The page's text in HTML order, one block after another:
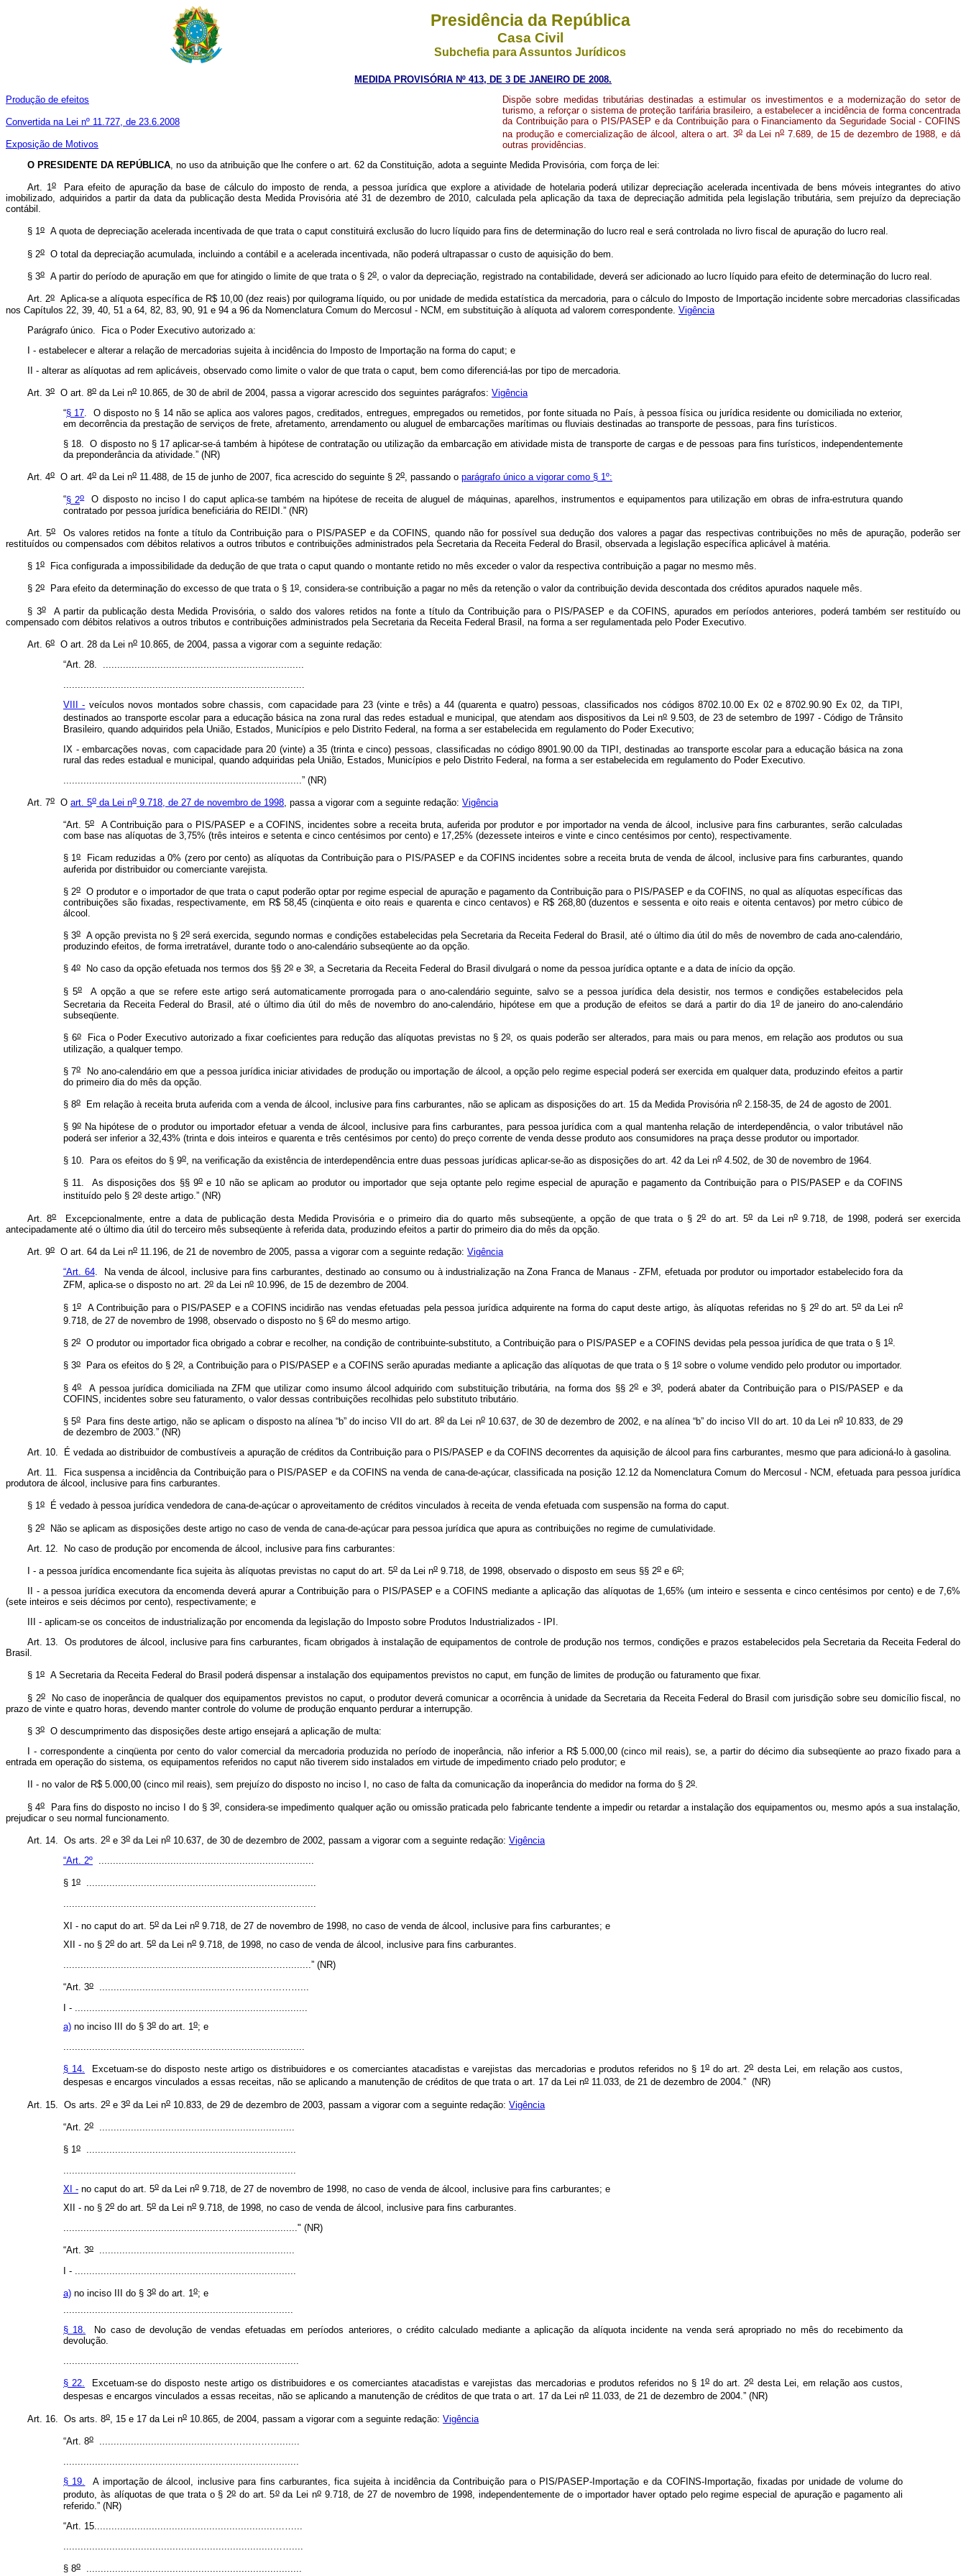
Presidência da República
Casa Civil
Subchefia para Assuntos Jurídicos
MEDIDA PROVISÓRIA Nº 413, DE 3 DE JANEIRO DE 2008.
Produção de efeitos
Convertida na Lei nº 11.727, de 23.6.2008
Exposição de Motivos
Dispõe sobre medidas tributárias destinadas a estimular os investimentos e a modernização do setor de
turismo, a reforçar o sistema de proteção tarifária brasileiro, a estabelecer a incidência de forma concentrada
da Contribuição para o PIS/PASEP e da Contribuição para o Financiamento da Seguridade Social - COFINS
na produção e comercialização de álcool, altera o art. 3oda Lei no7.689, de 15 de dezembro de 1988, e dá
outras providências.
O PRESIDENTE DA REPÚBLICA, no uso da atribuição que lhe confere o art. 62 da Constituição, adota a seguinte Medida Provisória, com força de lei:
Art. 1oPara efeito de apuração da base de cálculo do imposto de renda, a pessoa jurídica que explore a atividade de hotelaria poderá utilizar depreciação acelerada incentivada de bens móveis integrantes do ativo
imobilizado, adquiridos a partir da data da publicação desta Medida Provisória até 31 de dezembro de 2010, calculada pela aplicação da taxa de depreciação admitida pela legislação tributária, sem prejuízo da depreciação
contábil.
§ 1o A quota de depreciação acelerada incentivada de que trata o caput constituirá exclusão do lucro líquido para fins de determinação do lucro real e será controlada no livro fiscal de apuração do lucro real.
§ 2o O total da depreciação acumulada, incluindo a contábil e a acelerada incentivada, não poderá ultrapassar o custo de aquisição do bem.
§ 3o A partir do período de apuração em que for atingido o limite de que trata o § 2o, o valor da depreciação, registrado na contabilidade, deverá ser adicionado ao lucro líquido para efeito de determinação do lucro real.
Art. 2o
Aplica-se a alíquota específica de R$ 10,00 (dez reais) por quilograma líquido, ou por unidade de medida estatística da mercadoria, para o cálculo do Imposto de Importação incidente sobre mercadorias classificadas
nos Capítulos 22, 39, 40, 51 a 64, 82, 83, 90, 91 e 94 a 96 da Nomenclatura Comum do Mercosul - NCM, em substituição à alíquota ad valorem correspondente. Vigência
Parágrafo único. Fica o Poder Executivo autorizado a:
I - estabelecer e alterar a relação de mercadorias sujeita à incidência do Imposto de Importação na forma do caput; e
II - alterar as alíquotas ad rem aplicáveis, observado como limite o valor de que trata o caput, bem como diferenciá-las por tipo de mercadoria.
Art. 3o O art. 8o da Lei no 10.865, de 30 de abril de 2004, passa a vigorar acrescido dos seguintes parágrafos: Vigência
“§ 17 . O disposto no § 14 não se aplica aos valores pagos, creditados, entregues, empregados ou remetidos, por fonte situada no País, à pessoa física ou jurídica residente ou domiciliada no exterior,
em decorrência da prestação de serviços de frete, afretamento, arrendamento ou aluguel de embarcações marítimas ou fluviais destinadas ao transporte de pessoas, para fins turísticos.
§ 18. O disposto no § 17 aplicar-se-á também à hipótese de contratação ou utilização da embarcação em atividade mista de transporte de cargas e de pessoas para fins turísticos, independentemente
da preponderância da atividade.” (NR)
Art. 4o O art. 4o da Lei no 11.488, de 15 de junho de 2007, fica acrescido do seguinte § 2o, passando o parágrafo único a vigorar como § 1º:
“§ 2oO disposto no inciso I do caput aplica-se também na hipótese de receita de aluguel de máquinas, aparelhos, instrumentos e equipamentos para utilização em obras de infra-estrutura quando
contratado por pessoa jurídica beneficiária do REIDI.” (NR)
Art. 5oOs valores retidos na fonte a título da Contribuição para o PIS/PASEP e da COFINS, quando não for possível sua dedução dos valores a pagar das respectivas contribuições no mês de apuração, poderão ser
restituídos ou compensados com débitos relativos a outros tributos e contribuições administrados pela Secretaria da Receita Federal do Brasil, observada a legislação específica aplicável à matéria.
§ 1o Fica configurada a impossibilidade da dedução de que trata o caput quando o montante retido no mês exceder o valor da respectiva contribuição a pagar no mesmo mês.
§ 2o Para efeito da determinação do excesso de que trata o § 1o, considera-se contribuição a pagar no mês da retenção o valor da contribuição devida descontada dos créditos apurados naquele mês.
§ 3oA partir da publicação desta Medida Provisória, o saldo dos valores retidos na fonte a título da Contribuição para o PIS/PASEP e da COFINS, apurados em períodos anteriores, poderá também ser restituído ou
compensado com débitos relativos a outros tributos e contribuições administrados pela Secretaria da Receita Federal Brasil, na forma a ser regulamentada pelo Poder Executivo.
Art. 6o O art. 28 da Lei no 10.865, de 2004, passa a vigorar com a seguinte redação:
“Art. 28. ......................................................................
....................................................................................
VIII - veículos novos montados sobre chassis, com capacidade para 23 (vinte e três) a 44 (quarenta e quatro) pessoas, classificados nos códigos 8702.10.00 Ex 02 e 8702.90.90 Ex 02, da TIPI,
destinados ao transporte escolar para a educação básica na zona rural das redes estadual e municipal, que atendam aos dispositivos da Lei no9.503, de 23 de setembro de 1997 - Código de Trânsito
Brasileiro, quando adquiridos pela União, Estados, Municípios e pelo Distrito Federal, na forma a ser estabelecida em regulamento do Poder Executivo;
IX - embarcações novas, com capacidade para 20 (vinte) a 35 (trinta e cinco) pessoas, classificadas no código 8901.90.00 da TIPI, destinadas ao transporte escolar para a educação básica na zona
rural das redes estadual e municipal, quando adquiridas pela União, Estados, Municípios e pelo Distrito Federal, na forma a ser estabelecida em regulamento do Poder Executivo.
...................................................................................” (NR)
Art. 7o O art. 5o da Lei no 9.718, de 27 de novembro de 1998 , passa a vigorar com a seguinte redação: Vigência
“Art. 5oA Contribuição para o PIS/PASEP e a COFINS, incidentes sobre a receita bruta, auferida por produtor e por importador na venda de álcool, inclusive para fins carburantes, serão calculadas
com base nas alíquotas de 3,75% (três inteiros e setenta e cinco centésimos por cento) e 17,25% (dezessete inteiros e vinte e cinco centésimos por cento), respectivamente.
§ 1oFicam reduzidas a 0% (zero por cento) as alíquotas da Contribuição para o PIS/PASEP e da COFINS incidentes sobre a receita bruta de venda de álcool, inclusive para fins carburantes, quando
auferida por distribuidor ou comerciante varejista.
§ 2o
O produtor e o importador de que trata o caput poderão optar por regime especial de apuração e pagamento da Contribuição para o PIS/PASEP e da COFINS, no qual as alíquotas específicas das
contribuições são fixadas, respectivamente, em R$ 58,45 (cinqüenta e oito reais e quarenta e cinco centavos) e R$ 268,80 (duzentos e sessenta e oito reais e oitenta centavos) por metro cúbico de
álcool.
§ 3oA opção prevista no § 2oserá exercida, segundo normas e condições estabelecidas pela Secretaria da Receita Federal do Brasil, até o último dia útil do mês de novembro de cada ano-calendário,
produzindo efeitos, de forma irretratável, durante todo o ano-calendário subseqüente ao da opção.
§ 4o No caso da opção efetuada nos termos dos §§ 2o e 3o, a Secretaria da Receita Federal do Brasil divulgará o nome da pessoa jurídica optante e a data de início da opção.
§ 5o
A opção a que se refere este artigo será automaticamente prorrogada para o ano-calendário seguinte, salvo se a pessoa jurídica dela desistir, nos termos e condições estabelecidos pela
Secretaria da Receita Federal do Brasil, até o último dia útil do mês de novembro do ano-calendário, hipótese em que a produção de efeitos se dará a partir do dia 1ode janeiro do ano-calendário
subseqüente.
§ 6oFica o Poder Executivo autorizado a fixar coeficientes para redução das alíquotas previstas no § 2o, os quais poderão ser alterados, para mais ou para menos, em relação aos produtos ou sua
utilização, a qualquer tempo.
§ 7oNo ano-calendário em que a pessoa jurídica iniciar atividades de produção ou importação de álcool, a opção pelo regime especial poderá ser exercida em qualquer data, produzindo efeitos a partir
do primeiro dia do mês da opção.
§ 8o Em relação à receita bruta auferida com a venda de álcool, inclusive para fins carburantes, não se aplicam as disposições do art. 15 da Medida Provisória no 2.158-35, de 24 de agosto de 2001.
§ 9oNa hipótese de o produtor ou importador efetuar a venda de álcool, inclusive para fins carburantes, para pessoa jurídica com a qual mantenha relação de interdependência, o valor tributável não
poderá ser inferior a 32,43% (trinta e dois inteiros e quarenta e três centésimos por cento) do preço corrente de venda desse produto aos consumidores na praça desse produtor ou importador.
§ 10. Para os efeitos do § 9o , na verificação da existência de interdependência entre duas pessoas jurídicas aplicar-se-ão as disposições do art. 42 da Lei no 4.502, de 30 de novembro de 1964.
§ 11. As disposições dos §§ 9oe 10 não se aplicam ao produtor ou importador que seja optante pelo regime especial de apuração e pagamento da Contribuição para o PIS/PASEP e da COFINS
instituído pelo § 2o deste artigo.” (NR)
Art. 8oExcepcionalmente, entre a data de publicação desta Medida Provisória e o primeiro dia do quarto mês subseqüente, a opção de que trata o § 2odo art. 5oda Lei no9.718, de 1998, poderá ser exercida
antecipadamente até o último dia útil do terceiro mês subseqüente à referida data, produzindo efeitos a partir do primeiro dia do mês da opção.
Art. 9o O art. 64 da Lei no 11.196, de 21 de novembro de 2005, passa a vigorar com a seguinte redação: Vigência
“Art. 64. Na venda de álcool, inclusive para fins carburantes, destinado ao consumo ou à industrialização na Zona Franca de Manaus - ZFM, efetuada por produtor ou importador estabelecido fora da
ZFM, aplica-se o disposto no art. 2o da Lei no 10.996, de 15 de dezembro de 2004.
§ 1oA Contribuição para o PIS/PASEP e a COFINS incidirão nas vendas efetuadas pela pessoa jurídica adquirente na forma do caput deste artigo, às alíquotas referidas no § 2odo art. 5oda Lei no
9.718, de 27 de novembro de 1998, observado o disposto no § 6o do mesmo artigo.
§ 2o O produtor ou importador fica obrigado a cobrar e recolher, na condição de contribuinte-substituto, a Contribuição para o PIS/PASEP e a COFINS devidas pela pessoa jurídica de que trata o § 1o.
§ 3o Para os efeitos do § 2o, a Contribuição para o PIS/PASEP e a COFINS serão apuradas mediante a aplicação das alíquotas de que trata o § 1o sobre o volume vendido pelo produtor ou importador.
§ 4oA pessoa jurídica domiciliada na ZFM que utilizar como insumo álcool adquirido com substituição tributária, na forma dos §§ 2oe 3o, poderá abater da Contribuição para o PIS/PASEP e da
COFINS, incidentes sobre seu faturamento, o valor dessas contribuições recolhidas pelo substituto tributário.
§ 5oPara fins deste artigo, não se aplicam o disposto na alínea “b” do inciso VII do art. 8o da Lei no10.637, de 30 de dezembro de 2002, e na alínea “b” do inciso VII do art. 10 da Lei no10.833, de 29
de dezembro de 2003.” (NR)
Art. 10. É vedada ao distribuidor de combustíveis a apuração de créditos da Contribuição para o PIS/PASEP e da COFINS decorrentes da aquisição de álcool para fins carburantes, mesmo que para adicioná-lo à gasolina.
Art. 11. Fica suspensa a incidência da Contribuição para o PIS/PASEP e da COFINS na venda de cana-de-açúcar, classificada na posição 12.12 da Nomenclatura Comum do Mercosul - NCM, efetuada para pessoa jurídica
produtora de álcool, inclusive para fins carburantes.
§ 1o É vedado à pessoa jurídica vendedora de cana-de-açúcar o aproveitamento de créditos vinculados à receita de venda efetuada com suspensão na forma do caput.
§ 2o
Não se aplicam as disposições deste artigo no caso de venda de cana-de-açúcar para pessoa jurídica que apura as contribuições no regime de cumulatividade.
Art. 12. No caso de produção por encomenda de álcool, inclusive para fins carburantes:
I - a pessoa jurídica encomendante fica sujeita às alíquotas previstas no caput do art. 5o da Lei no 9.718, de 1998, observado o disposto em seus §§ 2o e 6o;
II - a pessoa jurídica executora da encomenda deverá apurar a Contribuição para o PIS/PASEP e a COFINS mediante a aplicação das alíquotas de 1,65% (um inteiro e sessenta e cinco centésimos por cento) e de 7,6%
(sete inteiros e seis décimos por cento), respectivamente; e
III - aplicam-se os conceitos de industrialização por encomenda da legislação do Imposto sobre Produtos Industrializados - IPI.
Art. 13. Os produtores de álcool, inclusive para fins carburantes, ficam obrigados à instalação de equipamentos de controle de produção nos termos, condições e prazos estabelecidos pela Secretaria da Receita Federal do
Brasil.
§ 1o A Secretaria da Receita Federal do Brasil poderá dispensar a instalação dos equipamentos previstos no caput, em função de limites de produção ou faturamento que fixar.
§ 2oNo caso de inoperância de qualquer dos equipamentos previstos no caput, o produtor deverá comunicar a ocorrência à unidade da Secretaria da Receita Federal do Brasil com jurisdição sobre seu domicílio fiscal, no
prazo de vinte e quatro horas, devendo manter controle do volume de produção enquanto perdurar a interrupção.
§ 3o
O descumprimento das disposições deste artigo ensejará a aplicação de multa:
I - correspondente a cinqüenta por cento do valor comercial da mercadoria produzida no período de inoperância, não inferior a R$ 5.000,00 (cinco mil reais), se, a partir do décimo dia subseqüente ao prazo fixado para a
entrada em operação do sistema, os equipamentos referidos no caput não tiverem sido instalados em virtude de impedimento criado pelo produtor; e
II - no valor de R$ 5.000,00 (cinco mil reais), sem prejuízo do disposto no inciso I, no caso de falta da comunicação da inoperância do medidor na forma do § 2o.
§ 4oPara fins do disposto no inciso I do § 3o, considera-se impedimento qualquer ação ou omissão praticada pelo fabricante tendente a impedir ou retardar a instalação dos equipamentos ou, mesmo após a sua instalação,
prejudicar o seu normal funcionamento.
Art. 14. Os arts. 2o e 3o da Lei no 10.637, de 30 de dezembro de 2002, passam a vigorar com a seguinte redação: Vigência
“Art. 2º ...........................................................................
§ 1o
................................................................................
XI - no caput do art. 5o da Lei no 9.718, de 27 de novembro de 1998, no caso de venda de álcool, inclusive para fins carburantes; e
XII - no § 2o do art. 5o da Lei no 9.718, de 1998, no caso de venda de álcool, inclusive para fins carburantes.
.........................................................................…..........” (NR)
“Art. 3o
............................................……………………...
I - .................................................................................
a) no inciso III do § 3o do art. 1o; e
....................................................................................
§ 14. Excetuam-se do disposto neste artigo os distribuidores e os comerciantes atacadistas e varejistas das mercadorias e produtos referidos no § 1odo art. 2odesta Lei, em relação aos custos,
despesas e encargos vinculados a essas receitas, não se aplicando a manutenção de créditos de que trata o art. 17 da Lei no 11.033, de 21 de dezembro de 2004.” (NR)
Art. 15. Os arts. 2o e 3o da Lei no 10.833, de 29 de dezembro de 2003, passam a vigorar com a seguinte redação: Vigência
“Art. 2o ....................................................................
§ 1o
.........................................................................
XI - no caput do art. 5o da Lei no 9.718, de 27 de novembro de 1998, no caso de venda de álcool, inclusive para fins carburantes; e
XII - no § 2o do art. 5o da Lei no 9.718, de 1998, no caso de venda de álcool, inclusive para fins carburantes.
......................................................……....................." (NR)
“Art. 3o
....................................................................
I - ..............................................................
a) no inciso III do § 3o do art. 1o; e
................................................................................
§ 18. No caso de devolução de vendas efetuadas em períodos anteriores, o crédito calculado mediante a aplicação da alíquota incidente na venda será apropriado no mês do recebimento da
devolução.
..................................................................................
§ 22. Excetuam-se do disposto neste artigo os distribuidores e os comerciantes atacadistas e varejistas das mercadorias e produtos referidos no § 1odo art. 2odesta Lei, em relação aos custos,
despesas e encargos vinculados a essas receitas, não se aplicando a manutenção de créditos de que trata o art. 17 da Lei no 11.033, de 21 de dezembro de 2004.” (NR)
Art. 16. Os arts. 8o, 15 e 17 da Lei no 10.865, de 2004, passam a vigorar com a seguinte redação: Vigência
“Art. 8o
........................................………………….......
..................................................................................
§ 19. A importação de álcool, inclusive para fins carburantes, fica sujeita à incidência da Contribuição para o PIS/PASEP-Importação e da COFINS-Importação, fixadas por unidade de volume do
produto, às alíquotas de que trata o § 2odo art. 5oda Lei no9.718, de 27 de novembro de 1998, independentemente de o importador haver optado pelo regime especial de apuração e pagamento ali
referido.” (NR)
“Art. 15...............................................................……...
§ 8o